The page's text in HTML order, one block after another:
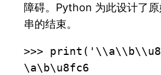
障碍。Python 为此设计了
串的结束。
>>>
\a\b\u8fc6